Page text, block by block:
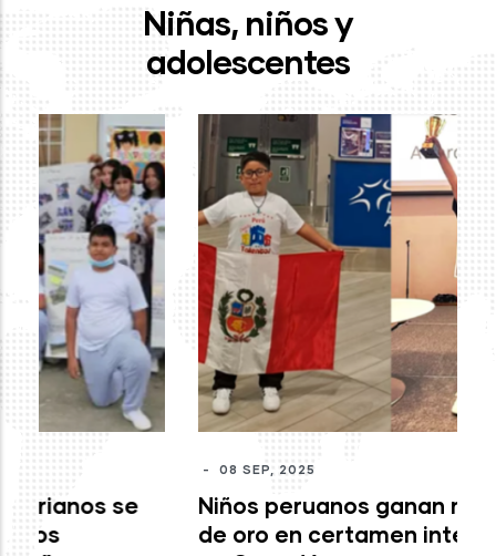
Niñas, niños y
adolescentes
Niños peruanos ganan medallas
de oro en certamen internacional